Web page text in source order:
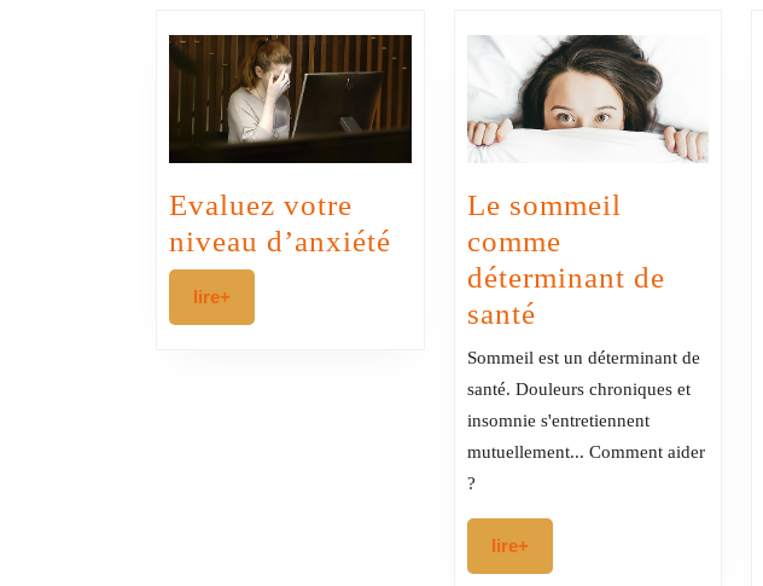
Evaluez votre
niveau d’anxiété Evaluez
niveau
d’anxiété
lire+
Le sommeil
comme
déterminant de
santéLe
sommeil
comme
déterminant
de
Sommeil est un déterminant de
santé. Douleurs chroniques et
insomnie s'entretiennent
mutuellement... Comment aider
?
lire+lire+